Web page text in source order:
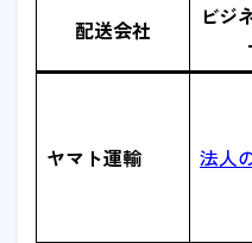
配送会社
ビジ
ヤマト運輸 法人